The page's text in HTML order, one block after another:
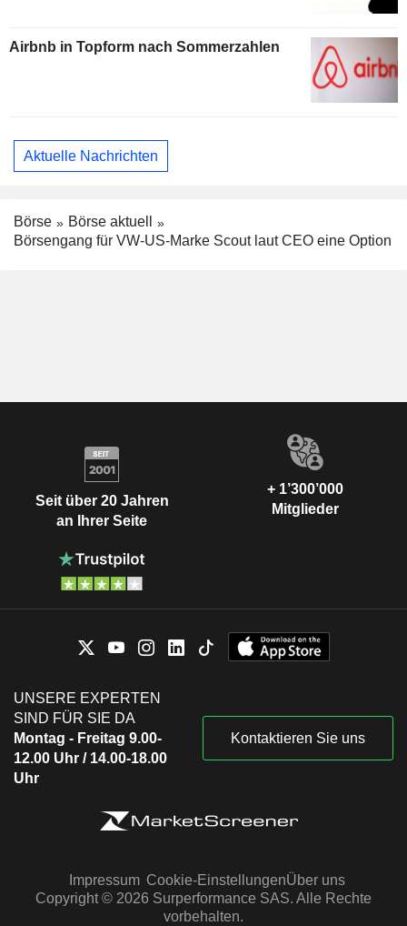
Airbnb in Topform nach Sommerzahlen
Aktuelle Nachrichten
Börse
Börse aktuell
Börsengang für VW-US-Marke Scout laut CEO eine Option
Seit über 20 Jahren
an Ihrer Seite
+ 1’300’000
Mitglieder
UNSERE EXPERTEN
SIND FÜR SIE DA
Montag - Freitag 9.00-
12.00 Uhr / 14.00-18.00
Uhr
Kontaktieren Sie uns
Impressum Cookie-EinstellungenÜber uns
Copyright © 2026 Surperformance SAS. Alle Rechte
vorbehalten.